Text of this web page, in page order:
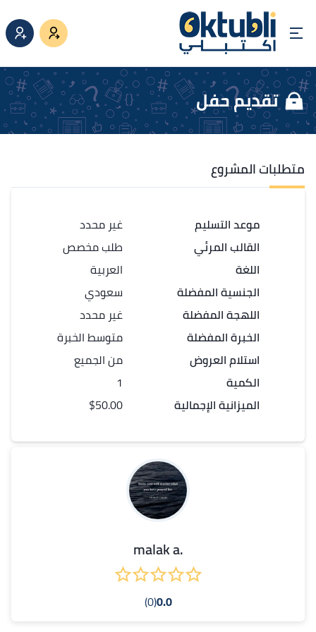
تقديم حفل
متطلبات المشروع
موعد التسليم
القالب المرئي
اللغة
الجنسية المفضلة
اللهجة المفضلة
الخبرة المفضلة
استلام العروض
الكمية
الميزانية الإجمالية
غير محدد
طلب مخصص
العربية
سعودي
غير محدد
متوسط الخبرة
من الجميع
1
$50.00
.malak a
0.0
(0)